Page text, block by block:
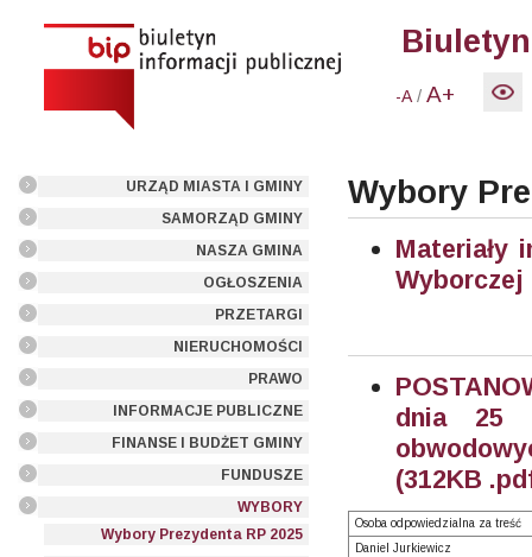
-A /A+
URZĄD MIASTA I GMINY
SAMORZĄD GMINY
NASZA GMINA
OGŁOSZENIA
PRZETARGI
NIERUCHOMOŚCI
PRAWO
INFORMACJE PUBLICZNE
FINANSE I BUDŻET GMINY
FUNDUSZE
WYBORY
Wybory Prezydenta RP 2025
Wybory
Materiały
Wyborczej
dnia 25
(312KB
Osoba odpowiedzialna za treść
Daniel Jurkiewicz